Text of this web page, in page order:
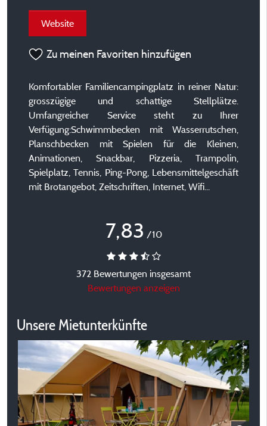
Website
Zu meinen Favoriten hinzufügen
Komfortabler Familiencampingplatz in reiner Natur:
grosszügige und schattige Stellplätze.
Umfangreicher Service steht zu Ihrer
Verfügung:Schwimmbecken mit Wasserrutschen,
Planschbecken mit Spielen für die Kleinen,
Animationen, Snackbar, Pizzeria, Trampolin,
Spielplatz, Tennis, Ping-Pong, Lebensmittelgeschäft
mit Brotangebot, Zeitschriften, Internet, Wifi...
7,83 /10
372 Bewertungen insgesamt
Bewertungen anzeigen
Unsere Mietunterkünfte